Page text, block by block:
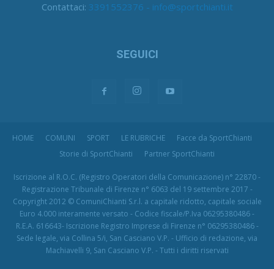
Contattaci: 3391552376 - info@sportchianti.it
SEGUICI
HOME COMUNI SPORT LE RUBRICHE
Facce da SportChianti
Storie di SportChianti
Partner SportChianti
Iscrizione al R.O.C. (Registro Operatori della Comunicazione) n° 22870 -
Registrazione Tribunale di Firenze n° 6063 del 19 settembre 2017 -
Copyright 2012 © ComuniChianti S.r.l. a capitale ridotto, capitale sociale
Euro 4.000 interamente versato - Codice fiscale/P.Iva 06295380486 -
R.E.A. 616643- Iscrizione Registro Imprese di Firenze n° 06295380486 -
Sede legale, via Collina 5/i, San Casciano V.P. - Ufficio di redazione, via
Machiavelli 9, San Casciano V.P. - Tutti i diritti riservati